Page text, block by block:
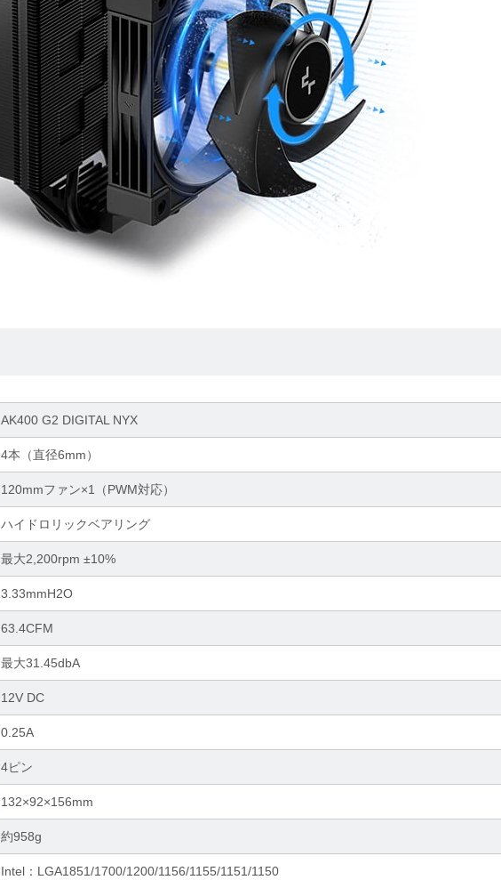
AK400 G2 DIGITAL NYX
4本（直径6mm）
120mmファン×1（PWM対応）
ハイドロリックベアリング
最大2,200rpm ±10%
3.33mmH2O
63.4CFM
最大31.45dbA
12V DC
0.25A
4ピン
132×92×156mm
約958g
Intel：LGA1851/1700/1200/1156/1155/1151/1150